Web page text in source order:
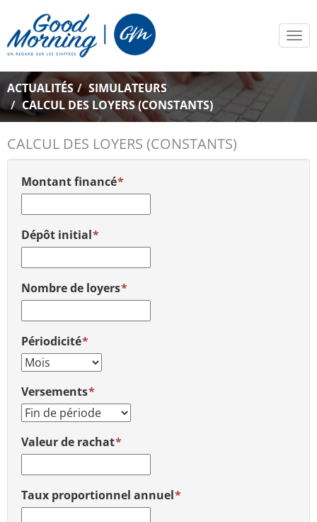
ACTUALITÉS
SIMULATEURS
CALCUL DES LOYERS (CONSTANTS)
CALCUL DES LOYERS (CONSTANTS)
Montant financé
Dépôt initial
Nombre de loyers
Périodicité
Versements
Valeur de rachat
Taux proportionnel annuel